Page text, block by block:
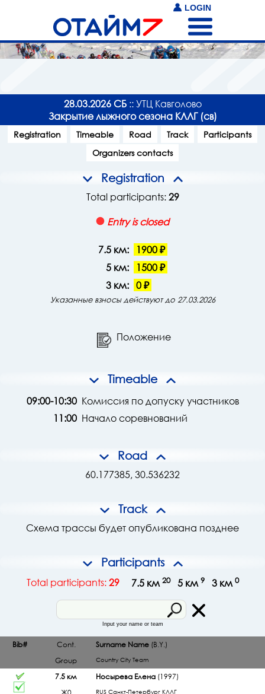
LOGIN
28.03.2026 СБ:: УТЦ Кавголово
Закрытие лыжного сезона КЛЛГ (св)
Registration Timeable Road Track
Participants
Organizers contacts
Registration
Total participants:29
Entry is closed
7.5 км:
1900 ₽
5 км:
1500 ₽
3 км: 0 ₽
Указанные взносы действуют до 27.03.2026
Положение
Timeable
09:00-10:30 Комиссия по допуску участников
11:00 Начало соревнований
Road
60.177385, 30.536232
Track
Схема трассы будет опубликована позднее
Participants
Total participants:29 7.5 км 20 5 км 9 3 км 0
Input your name or team
Bib#
Cont.
Group
Surname Name (B.Y.)
Country City Team
7.5 км
Носырева Елена(1997)
RUS Санкт-Петербург КЛЛГ